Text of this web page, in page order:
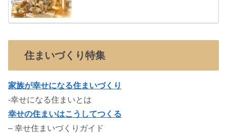
住まいづくり特集
家族が幸せになる住まいづくり
-幸せになる住まいとは
幸せの住まいはこうしてつくる
– 幸せ住まいづくりガイド